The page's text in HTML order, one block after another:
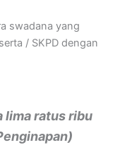
swadana yang
/ SKPD dengan
lima ratus ribu